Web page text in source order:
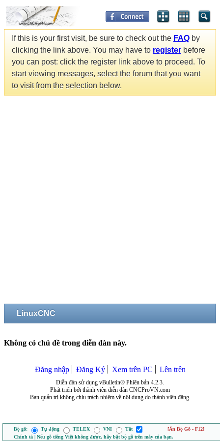
If this is your first visit, be sure to check out the FAQ by
clicking the link above. You may have to register before
you can post: click the register link above to proceed. To
start viewing messages, select the forum that you want
to visit from the selection below.
LinuxCNC
Không có chủ đề trong diễn đàn này.
Đăng nhập Đăng Ký Xem trên PC Lên trên
Diễn đàn sử dụng vBulletin® Phiên bản 4.2.3.
Phát triển bởi thành viên diễn đàn CNCProVN.com
Ban quản trị không chịu trách nhiệm về nội dung do thành viên đăng.
Bộ gõ: Tự động TELEX VNI Tắt
[Ẩn Bộ Gõ - F12]
Chính tả | Nếu gõ tiếng Việt không được, hãy bật bộ gõ trên máy của bạn.